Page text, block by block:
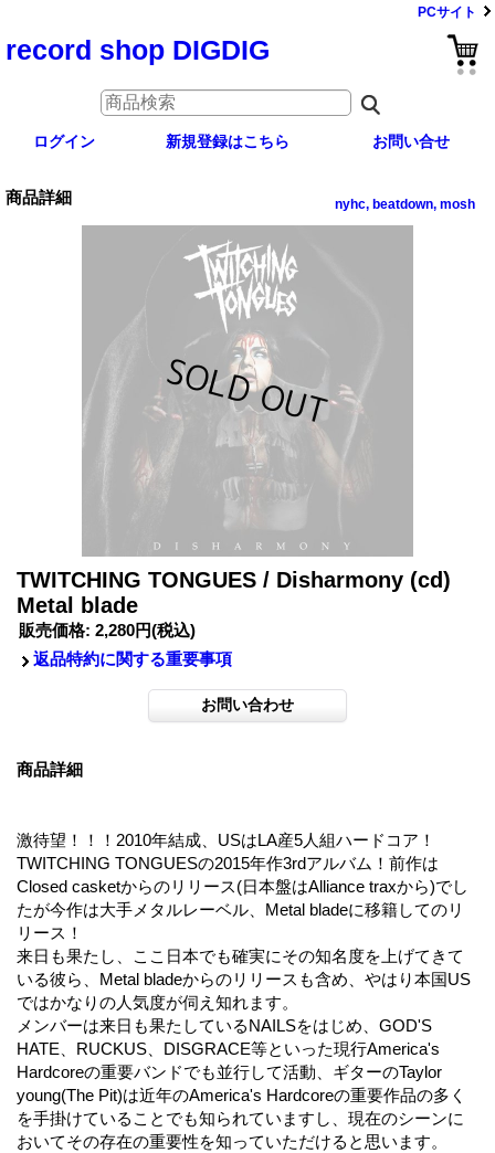
PCサイト
record shop DIGDIG
ログイン 新規登録はこちら お問い合せ
商品詳細 nyhc, beatdown, mosh
TWITCHING TONGUES / Disharmony (cd)
Metal blade
販売価格: 2,280円(税込)
返品特約に関する重要事項
商品詳細
激待望！！！2010年結成、USはLA産5人組ハードコア！
TWITCHING TONGUESの2015年作3rdアルバム！前作は
Closed casketからのリリース(日本盤はAlliance traxから)でし
たが今作は大手メタルレーベル、Metal bladeに移籍してのリ
リース！
来日も果たし、ここ日本でも確実にその知名度を上げてきて
いる彼ら、Metal bladeからのリリースも含め、やはり本国US
ではかなりの人気度が伺え知れます。
メンバーは来日も果たしているNAILSをはじめ、GOD'S
HATE、RUCKUS、DISGRACE等といった現行America's
Hardcoreの重要バンドでも並行して活動、ギターのTaylor
young(The Pit)は近年のAmerica's Hardcoreの重要作品の多く
を手掛けていることでも知られていますし、現在のシーンに
おいてその存在の重要性を知っていただけると思います。